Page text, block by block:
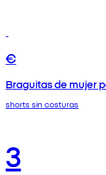
€
Braguitas de mujer
shorts sin costuras
3